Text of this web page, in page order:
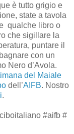
è tutto grigio e
state a tavola
qualche libro o
che sigillare la
puntare il
con un
Nero d’Avola.
del Maiale
dell’AIFB. Nostro
.
#aifb #